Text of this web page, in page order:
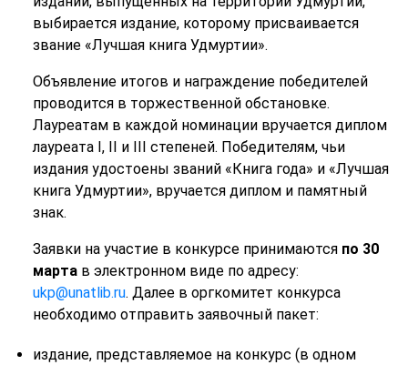
выбирается издание, которому присваивается
звание «Лучшая книга Удмуртии».
Объявление итогов и награждение победителей
проводится в торжественной обстановке.
Лауреатам в каждой номинации вручается диплом
лауреата I, II и III степеней. Победителям, чьи
издания удостоены званий «Книга года» и «Лучшая
книга Удмуртии», вручается диплом и памятный
знак.
Заявки на участие в конкурсе принимаются по 30
мартав электронном виде по адресу:
ukp@unatlib.ru. Далее в оргкомитет конкурса
необходимо отправить заявочный пакет:
издание, представляемое на конкурс (в одном